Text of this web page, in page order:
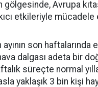
gölgesinde, Avrupa
etkileriyle mücadele
son haftalarında
dalgası adeta bir
süreçte normal
yaklaşık 3 bin kişi